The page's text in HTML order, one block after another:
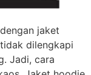
jaket
dilengkapi
Jadi, cara